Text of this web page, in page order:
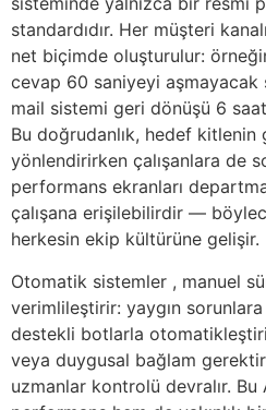
standardıdır. Her müşteri
net biçimde oluşturulur:
cevap 60 saniyeyi aşmayacak
mail sistemi geri dönüşü 6
Bu doğrudanlık, hedef kitlenin
yönlendirirken çalışanlara de
performans ekranları
çalışana erişilebilirdir —
herkesin ekip kültürüne gelişir.
Otomatik sistemler , manuel
verimlileştirir: yaygın
destekli botlarla
veya duygusal bağlam
uzmanlar kontrolü devralır.